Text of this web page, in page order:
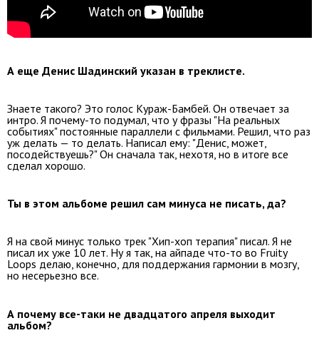
А еще Денис Шадинский указан в треклисте.
Знаете такого? Это голос Кураж-Бамбей. Он отвечает за
интро. Я почему-то подумал, что у фразы "На реальных
событиях" постоянные параллели с фильмами. Решил, что раз
уж делать — то делать. Написал ему: "Денис, может,
посодействуешь?" Он сначала так, нехотя, но в итоге все
сделал хорошо.
Ты в этом альбоме решил сам минуса не писать, да?
Я на свой минус только трек "Хип-хоп терапия" писал. Я не
писал их уже 10 лет. Ну я так, на айпаде что-то во Fruity
Loops делаю, конечно, для поддержания гармонии в мозгу,
но несерьезно все.
А почему все-таки не двадцатого апреля выходит
альбом?